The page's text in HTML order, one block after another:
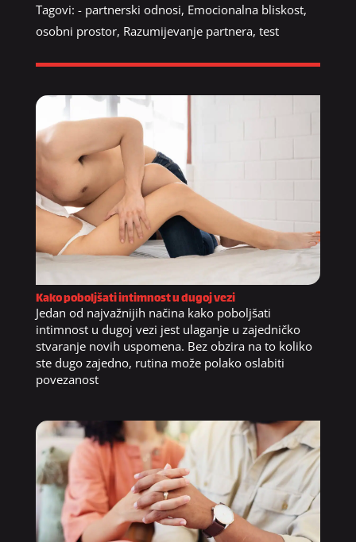
Tagovi: - partnerski odnosi, Emocionalna bliskost,
osobni prostor, Razumijevanje partnera, test
Kako poboljšati intimnost u dugoj vezi
Jedan od najvažnijih načina kako poboljšati
intimnost u dugoj vezi jest ulaganje u zajedničko
stvaranje novih uspomena. Bez obzira na to koliko
ste dugo zajedno, rutina može polako oslabiti
povezanost